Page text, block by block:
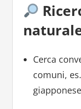
Cerca
comuni,